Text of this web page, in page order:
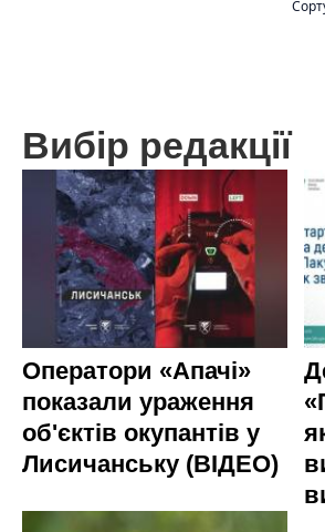
Вибір редакції
Оператори «Апачі»
показали ураження
об'єктів окупантів у
Лисичанську (ВІДЕО)